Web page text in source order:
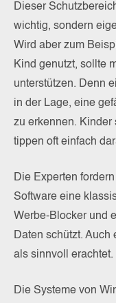
Dieser
wichtig, sondern
Wird aber zum
Kind genutzt, sollte
unterstützen. Denn
in der Lage, eine
zu erkennen. Kinder
tippen oft einfach
Die Experten
Software eine
Werbe-Blocker und
Daten schützt. Auch
als sinnvoll erachtet.
Die Systeme von